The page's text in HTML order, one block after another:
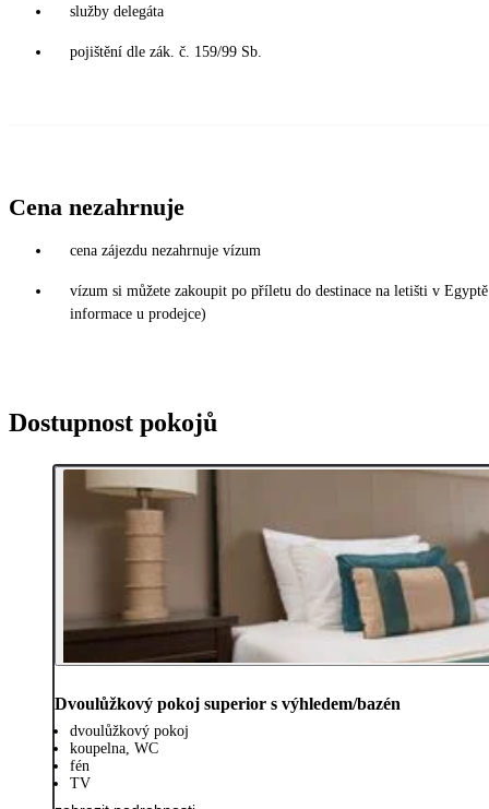
služby delegáta
pojištění dle zák. č. 159/99 Sb.
Cena nezahrnuje
cena zájezdu nezahrnuje vízum
vízum si můžete zakoupit po příletu do destinace na letišti v
informace u prodejce)
Dostupnost pokojů
Dvoulůžkový pokoj superior s výhledem/bazén
dvoulůžkový pokoj
koupelna, WC
fén
TV